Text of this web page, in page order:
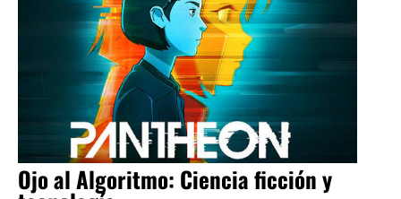
Ojo al Algoritmo: Ciencia ficción y